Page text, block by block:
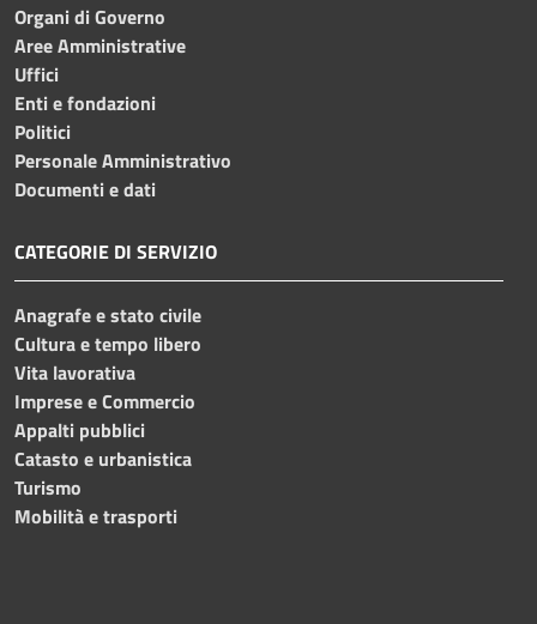
Organi di Governo
Aree Amministrative
Uffici
Enti e fondazioni
Politici
Personale Amministrativo
Documenti e dati
CATEGORIE DI SERVIZIO
Anagrafe e stato civile
Cultura e tempo libero
Vita lavorativa
Imprese e Commercio
Appalti pubblici
Catasto e urbanistica
Turismo
Mobilità e trasporti